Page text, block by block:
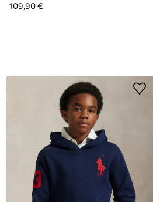
109,90 €